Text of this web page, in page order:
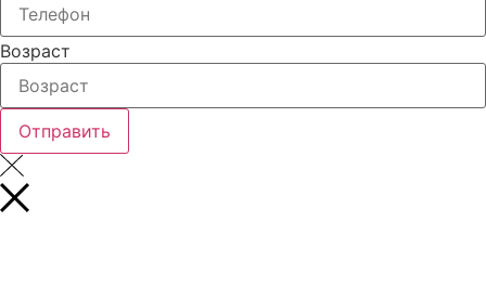
Возраст
Отправить